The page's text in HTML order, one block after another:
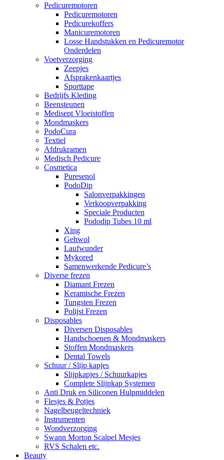
Pedicuremotoren
Pedicuremotoren
Pedicurekoffers
Manicuremotoren
Losse Handstukken en Pedicuremotor
Onderdelen
Voetverzorging
Zeepjes
Afsprakenkaartjes
Sporttape
Bedrijfs Kleding
Beensteunen
Medisept Vloeistoffen
Mondmaskers
PodoCura
Textiel
Afdrukramen
Medisch Pedicure
Cosmetica
Puresenol
PodoDip
Salonverpakkingen
Verkoopverpakking
Speciale Producten
Pododip Tubes 10 ml
Xing
Gehwol
Laufwunder
Mykored
Samenwerkende Pedicure’s
Diverse frezen
Diamant Frezen
Keramische Frezen
Tungsten Frezen
Polijst Frezen
Disposables
Diversen Disposables
Handschoenen & Mondmaskers
Stoffen Mondmaskers
Dental Towels
Schuur / Slijp kapjes
Slijpkapjes / Schuurkapjes
Complete Slijpkap Systemen
Anti Druk en Siliconen Hulpmiddelen
Flesjes & Potjes
Nagelbeugeltechniek
Instrumenten
Wondverzorging
Swann Morton Scalpel Mesjes
RVS Schalen etc.
Beauty